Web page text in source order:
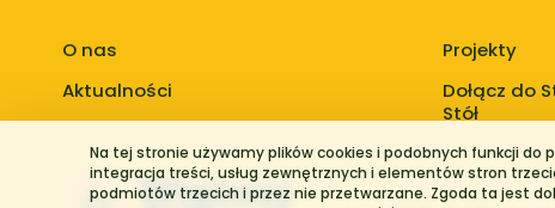
O nas
Aktualności
Projekty
Dołącz do
Stół
Na tej stronie używamy plików cookies i podobnych funkcji
integracja treści, usług zewnętrznych i elementów stron
podmiotów trzecich i przez nie przetwarzane. Zgoda ta jest